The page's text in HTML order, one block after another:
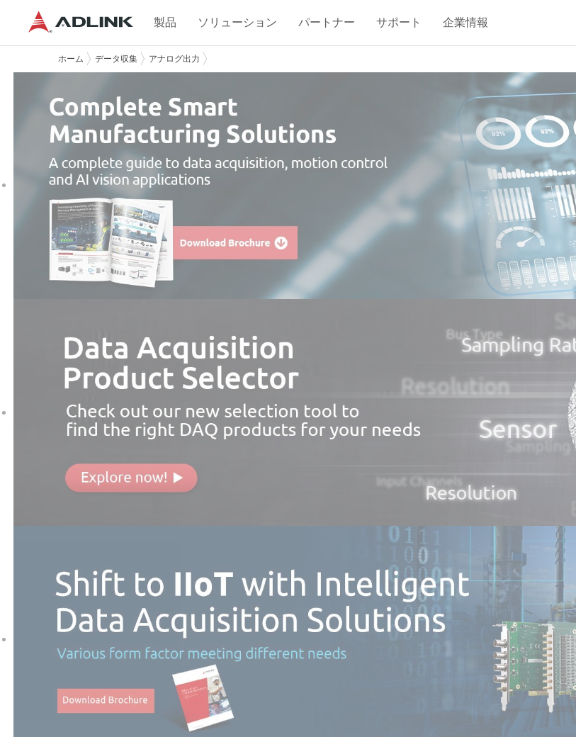
製品 ソリューション パートナー サポート 企業情報
ホーム データ収集 アナログ出力